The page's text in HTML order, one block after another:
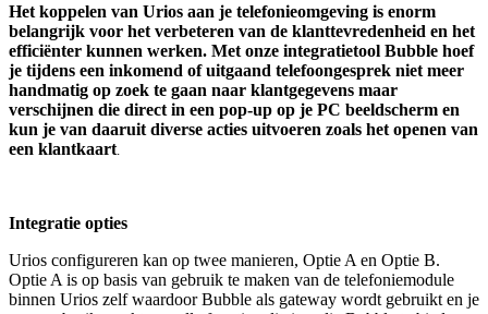
Het koppelen van Urios aan je telefonieomgeving is enorm
belangrijk voor het verbeteren van de klanttevredenheid en het
efficiënter kunnen werken. Met onze integratietool Bubble hoef
je tijdens een inkomend of uitgaand telefoongesprek niet meer
handmatig op zoek te gaan naar klantgegevens maar
verschijnen die direct in een pop-up op je PC beeldscherm en
kun je van daaruit diverse acties uitvoeren zoals het openen van
een klantkaart
Integratie opties
Urios configureren kan op twee manieren, Optie A en Optie B.
Optie A is op basis van gebruik te maken van de telefoniemodule
binnen Urios zelf waardoor Bubble als gateway wordt gebruikt en je